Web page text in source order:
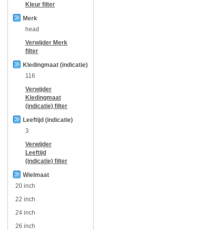
Kleur filter
Merk
head
Verwijder Merk
filter
Kledingmaat (indicatie)
116
Verwijder
Kledingmaat
(indicatie) filter
Leeftijd (indicatie)
3
Verwijder
Leeftijd
(indicatie) filter
Wielmaat
20 inch
22 inch
24 inch
26 inch